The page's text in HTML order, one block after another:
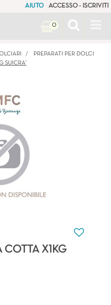
AIUTO ACCESSO - ISCRIVITI
0
PREPARATI PER DOLCI
SUICRA'
COTTA X1KG